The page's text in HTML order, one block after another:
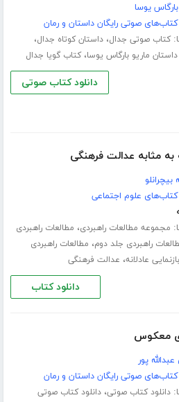
بارگاس یوسا
کتاب‌های صوتی رایگان داستان و رمان
کتاب صوتی جدال،داستان کوتاه جدال،
ماریو بارگاس یوسا،کتاب گویا جدال
دانلود کتاب صوتی
به مثابه عدالت فرهنگی
بیچرانلو
کتاب‌های علوم اجتماعی
مجموعه مطالعات راهبردی، مطالعات راهبردی
راهبردی جلد دوم، مطالعات راهبردی
بازنمایی عادلانه، عدالت فرهنگی
دانلود کتاب
معکوس
پور
کتاب‌های صوتی رایگان داستان و رمان
دانلود کتاب صوتی،دانلود کتاب صوتی